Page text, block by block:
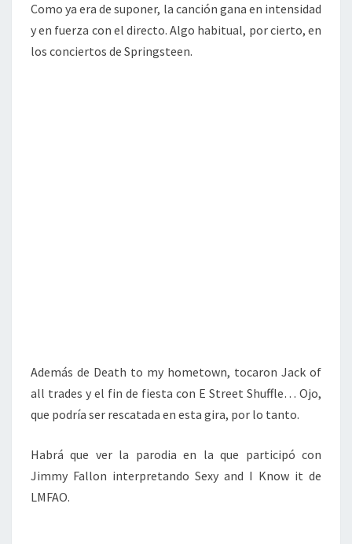
Como ya era de suponer, la canción gana en intensidad
y en fuerza con el directo. Algo habitual, por cierto, en
los conciertos de Springsteen.
Además de Death to my hometown, tocaron Jack of
all trades y el fin de fiesta con E Street Shuffle… Ojo,
que podría ser rescatada en esta gira, por lo tanto.
Habrá que ver la parodia en la que participó con
Jimmy Fallon interpretando Sexy and I Know it de
LMFAO.